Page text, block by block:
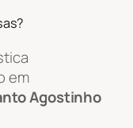
em
Agostinho